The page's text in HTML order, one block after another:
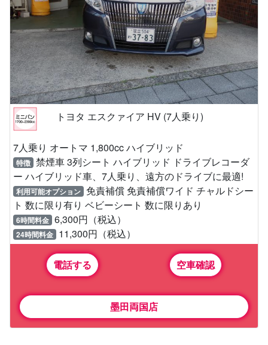
トヨタ エスクァイア HV (7人乗り)
7人乗り オートマ 1,800cc ハイブリッド
特徴 禁煙車 3列シート ハイブリッド ドライブレコーダ
ー ハイブリッド車、7人乗り、遠方のドライブに最適!
利用可能オプション 免責補償 免責補償ワイド チャルドシー
ト 数に限り有り ベビーシート 数に限りあり
6時間料金 6,300円（税込）
24時間料金 11,300円（税込）
電話する 空車確認
墨田両国店